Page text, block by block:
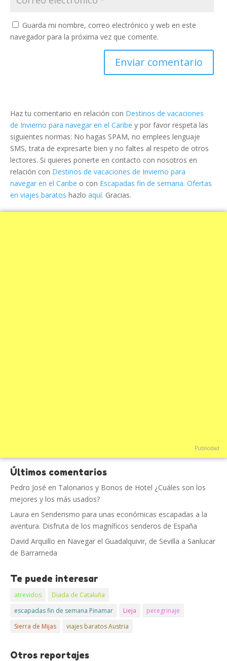
Guarda mi nombre, correo electrónico y web en este
navegador para la próxima vez que comente.
Haz tu comentario en relación con Destinos de vacaciones
de Invierno para navegar en el Caribe y por favor respeta las
siguientes normas: No hagas SPAM, no emplees lenguaje
SMS, trata de expresarte bien y no faltes al respeto de otros
lectores. Si quieres ponerte en contacto con nosotros en
relación con Destinos de vacaciones de Invierno para
navegar en el Caribe o con Escapadas fin de semana. Ofertas
en viajes baratos hazlo aquí. Gracias.
Publicidad
Últimos comentarios
Pedro José en Talonarios y Bonos de Hotel ¿Cuáles son los
mejores y los más usados?
Laura en Senderismo para unas económicas escapadas a la
aventura. Disfruta de los magníficos senderos de España
David Arquillo en Navegar el Guadalquivir, de Sevilla a Sanlucar
de Barrameda
Te puede interesar
atrevidos
Diada de Cataluña
escapadas fin de semana Pinamar
Lieja
peregrinaje
Sierra de Mijas
viajes baratos Austria
Otros reportajes